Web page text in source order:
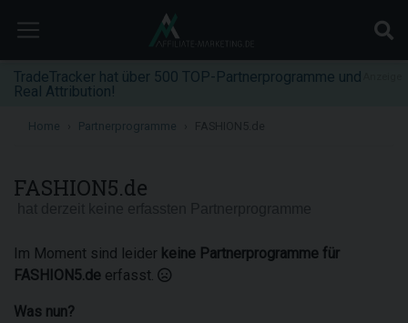
TradeTracker hat über 500 TOP-Partnerprogramme und
Real Attribution!
Home Partnerprogramme
FASHION5.de
Im Moment sind leider keine Partnerprogramme für
FASHION5.de erfasst.
Was nun?